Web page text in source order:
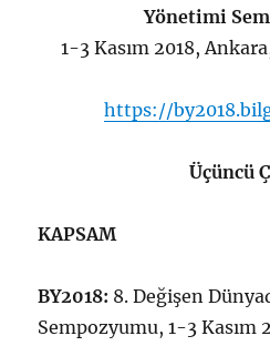
Yönetimi
1-3 Kasım 2018,
https://
Üçüncü
KAPSAM
BY2018: 8. Değişen
Sempozyumu, 1-3 Kasım